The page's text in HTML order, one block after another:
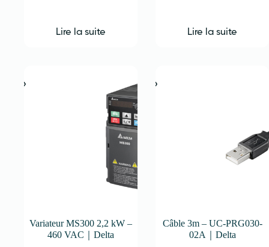
Lire la suite Lire la suite
Variateur MS300 2,2 kW –
460 VAC｜Delta
Câble 3m – UC-PRG030-
02A｜Delta